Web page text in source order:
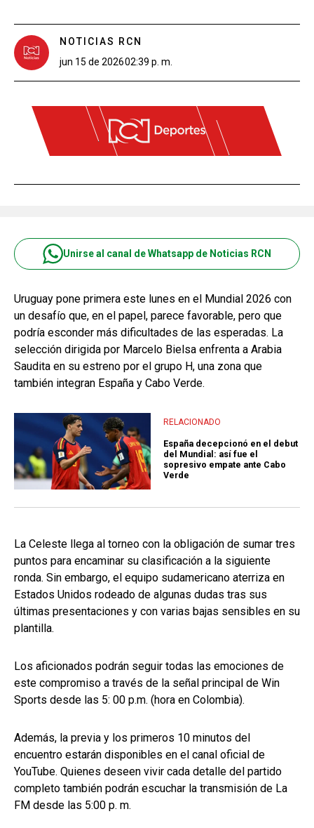
NOTICIAS RCN
jun 15 de 202602:39 p. m.
Unirse al canal de Whatsapp de Noticias RCN
Uruguay pone primera este lunes en el Mundial 2026 con
un desafío que, en el papel, parece favorable, pero que
podría esconder más dificultades de las esperadas. La
selección dirigida por Marcelo Bielsa enfrenta a Arabia
Saudita en su estreno por el grupo H, una zona que
también integran España y Cabo Verde.
RELACIONADO
España decepcionó en el debut
del Mundial: así fue el
sopresivo empate ante Cabo
Verde
La Celeste llega al torneo con la obligación de sumar tres
puntos para encaminar su clasificación a la siguiente
ronda. Sin embargo, el equipo sudamericano aterriza en
Estados Unidos rodeado de algunas dudas tras sus
últimas presentaciones y con varias bajas sensibles en su
plantilla.
Los aficionados podrán seguir todas las emociones de
este compromiso a través de la señal principal de Win
Sports desde las 5: 00 p.m. (hora en Colombia).
Además, la previa y los primeros 10 minutos del
encuentro estarán disponibles en el canal oficial de
YouTube. Quienes deseen vivir cada detalle del partido
completo también podrán escuchar la transmisión de La
FM desde las 5:00 p. m.